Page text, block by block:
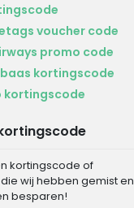
voucher code
promo code
kortingscode
kortingscode
kortingscode of
wij hebben gemist en
besparen!